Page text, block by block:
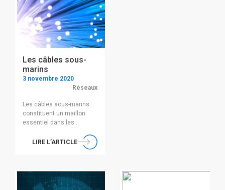
aborder l’orientation
actuelle des architectures
en data center. Mais […]
Les câbles sous-
marins
3 novembre 2020
Réseaux
Les câbles sous-marins
constituent un maillon
essentiel dans les
modernes et tout
particulièrement dans nos
transiter les volumes de
données actuellement
LIRE L’ARTICLE